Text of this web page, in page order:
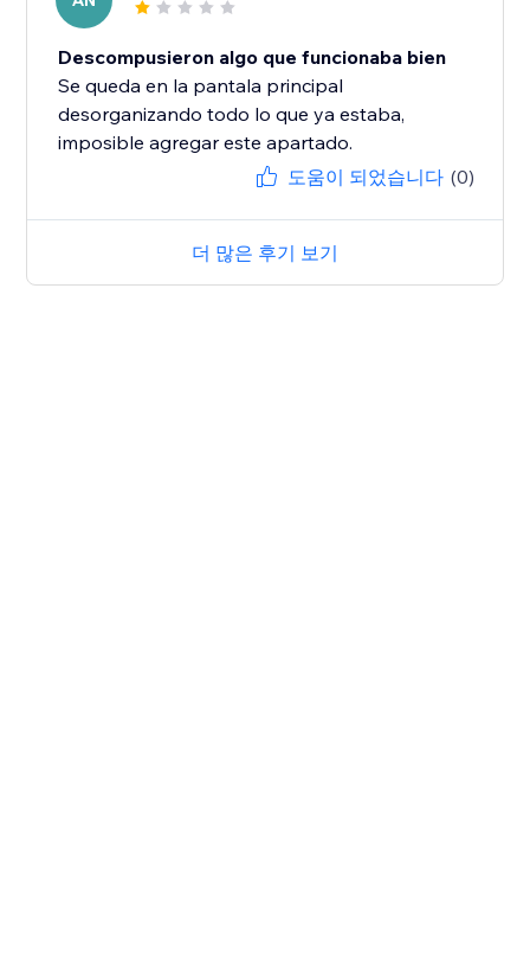
Descompusieron algo que funcionaba bien
Se queda en la pantala principal
desorganizando todo lo que ya estaba,
imposible agregar este apartado.
도움이 되었습니다 (0)
더 많은 후기 보기